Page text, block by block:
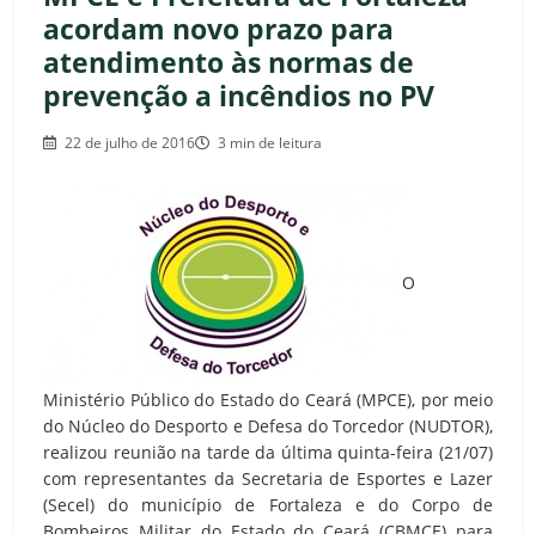
acordam novo prazo para
atendimento às normas de
prevenção a incêndios no PV
22 de julho de 2016 3 min de leitura
O
Ministério Público do Estado do Ceará (MPCE), por meio
do Núcleo do Desporto e Defesa do Torcedor (NUDTOR),
realizou reunião na tarde da última quinta-feira (21/07)
com representantes da Secretaria de Esportes e Lazer
(Secel) do município de Fortaleza e do Corpo de